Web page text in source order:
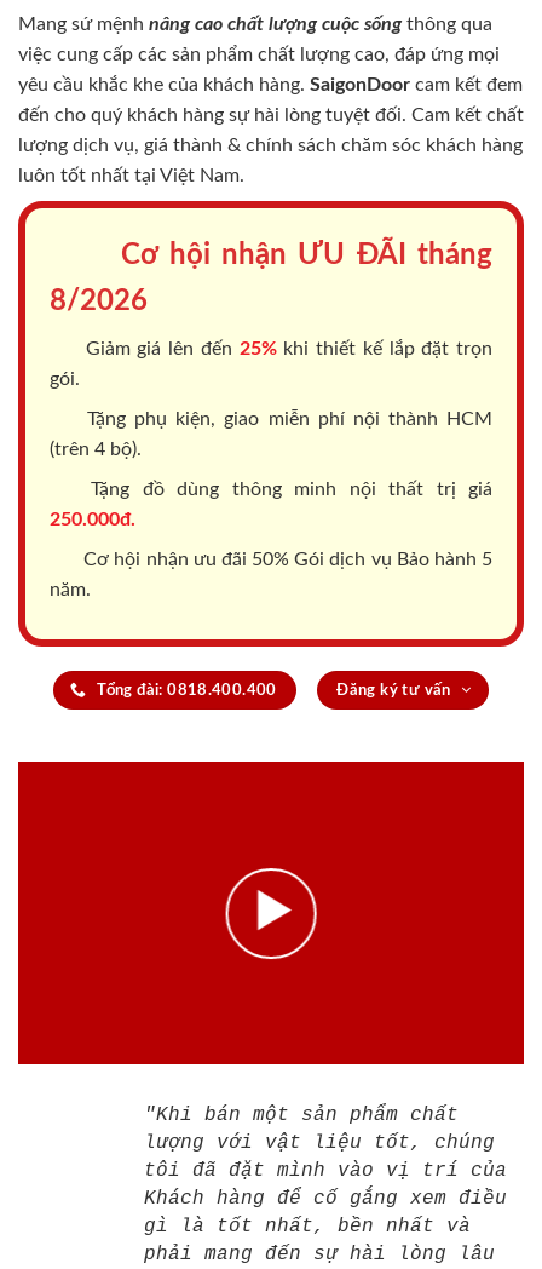
Mang sứ mệnh nâng cao chất lượng cuộc sốngthông qua
việc cung cấp các sản phẩm chất lượng cao, đáp ứng mọi
yêu cầu khắc khe của khách hàng. SaigonDoor cam kết đem
đến cho quý khách hàng sự hài lòng tuyệt đối. Cam kết chất
lượng dịch vụ, giá thành & chính sách chăm sóc khách hàng
luôn tốt nhất tại Việt Nam.
Cơ hội nhận ƯU ĐÃI tháng
8/2026
Giảm giá lên đến 25%khi thiết kế lắp đặt trọn
gói.
Tặng phụ kiện, giao miễn phí nội thành HCM
(trên 4 bộ).
Tặng đồ dùng thông minh nội thất trị giá
250.000đ.
Cơ hội nhận ưu đãi 50% Gói dịch vụ Bảo hành 5
năm.
Tổng đài: 0818.400.400 Đăng ký tư vấn
"Khi bán một sản phẩm chất
lượng với vật liệu tốt, chúng
tôi đã đặt mình vào vị trí của
Khách hàng để cố gắng xem điều
gì là tốt nhất, bền nhất và
phải mang đến sự hài lòng lâu